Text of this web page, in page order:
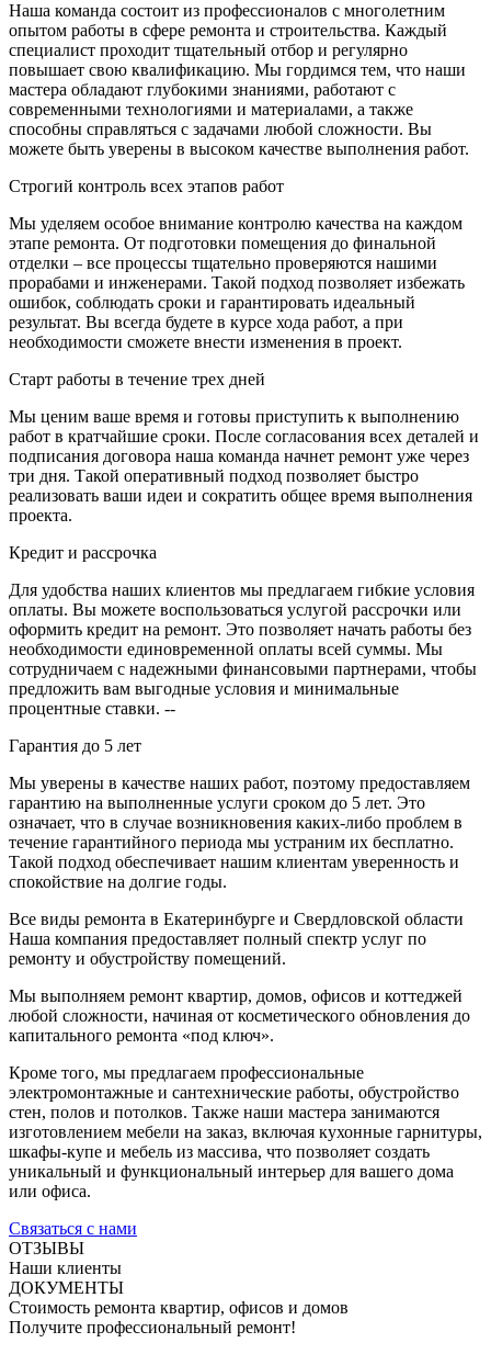
Наша команда состоит из профессионалов с многолетним
опытом работы в сфере ремонта и строительства. Каждый
специалист проходит тщательный отбор и регулярно
повышает свою квалификацию. Мы гордимся тем, что наши
мастера обладают глубокими знаниями, работают с
современными технологиями и материалами, а также
способны справляться с задачами любой сложности. Вы
можете быть уверены в высоком качестве выполнения работ.
Строгий контроль всех этапов работ
Мы уделяем особое внимание контролю качества на каждом
этапе ремонта. От подготовки помещения до финальной
отделки – все процессы тщательно проверяются нашими
прорабами и инженерами. Такой подход позволяет избежать
ошибок, соблюдать сроки и гарантировать идеальный
результат. Вы всегда будете в курсе хода работ, а при
необходимости сможете внести изменения в проект.
Старт работы в течение трех дней
Мы ценим ваше время и готовы приступить к выполнению
работ в кратчайшие сроки. После согласования всех деталей и
подписания договора наша команда начнет ремонт уже через
три дня. Такой оперативный подход позволяет быстро
реализовать ваши идеи и сократить общее время выполнения
проекта.
Кредит и рассрочка
Для удобства наших клиентов мы предлагаем гибкие условия
оплаты. Вы можете воспользоваться услугой рассрочки или
оформить кредит на ремонт. Это позволяет начать работы без
необходимости единовременной оплаты всей суммы. Мы
сотрудничаем с надежными финансовыми партнерами, чтобы
предложить вам выгодные условия и минимальные
процентные ставки. --
Гарантия до 5 лет
Мы уверены в качестве наших работ, поэтому предоставляем
гарантию на выполненные услуги сроком до 5 лет. Это
означает, что в случае возникновения каких-либо проблем в
течение гарантийного периода мы устраним их бесплатно.
Такой подход обеспечивает нашим клиентам уверенность и
спокойствие на долгие годы.
Все виды ремонта в Екатеринбурге и Свердловской области
Наша компания предоставляет полный спектр услуг по
ремонту и обустройству помещений.
Мы выполняем ремонт квартир, домов, офисов и коттеджей
любой сложности, начиная от косметического обновления до
капитального ремонта «под ключ».
Кроме того, мы предлагаем профессиональные
электромонтажные и сантехнические работы, обустройство
стен, полов и потолков. Также наши мастера занимаются
изготовлением мебели на заказ, включая кухонные гарнитуры,
шкафы-купе и мебель из массива, что позволяет создать
уникальный и функциональный интерьер для вашего дома
или офиса.
Связаться с нами
ОТЗЫВЫ
Наши клиенты
ДОКУМЕНТЫ
Стоимость ремонта квартир, офисов и домов
Получите профессиональный ремонт!